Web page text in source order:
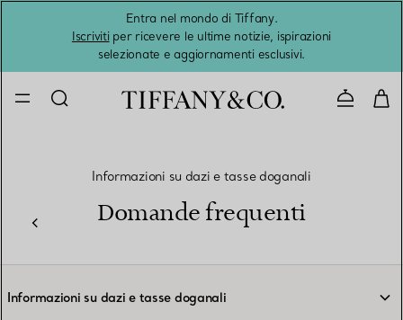
Entra nel mondo di Tiffany.
Iscrivitiper ricevere le ultime notizie, ispirazioni
selezionate e aggiornamenti esclusivi.
Informazioni su dazi e tasse doganali
Domande frequenti
Informazioni su dazi e tasse doganali